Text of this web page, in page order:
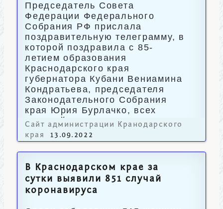
Председатель Совета
Федерации Федерального
Собрания РФ прислала
поздравительную телеграмму, в
которой поздравила с 85-
летием образования
Краснодарского края
губернатора Кубани Вениамина
Кондратьева, председателя
Законодательного Собрания
края Юрия Бурлачко, всех
жителей региона.
Сайт администрации Кранодарского
края
13.09.2022
В Краснодарском крае за
сутки выявили 851 случай
коронавируса